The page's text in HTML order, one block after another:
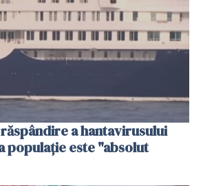
răspândire a hantavirusului
populaţie este "absolut